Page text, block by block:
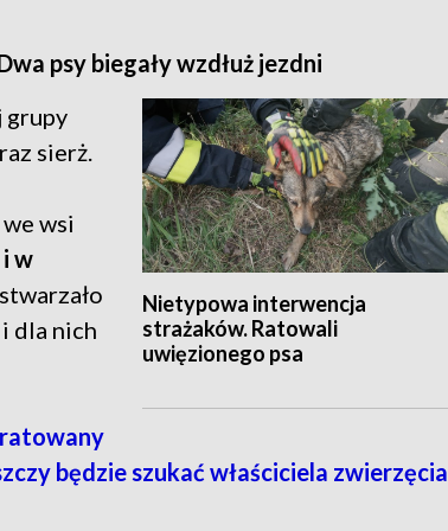
psy biegały wzdłuż jezdni
Nietypowa interwencja
strażaków. Ratowali
uwięzionego psa
grupy
sierż.
wsi
w
dla nich
będzie szukać właściciela zwierzęcia